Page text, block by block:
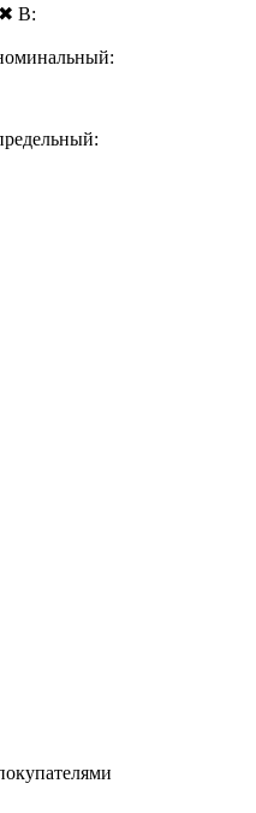
В: